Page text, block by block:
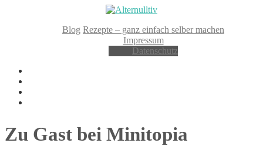
Blog Rezepte – ganz einfach selber machen
Impressum
Datenschutz
Zu Gast bei Minitopia